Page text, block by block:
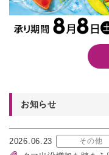
お知らせ
2026.06.23 その他